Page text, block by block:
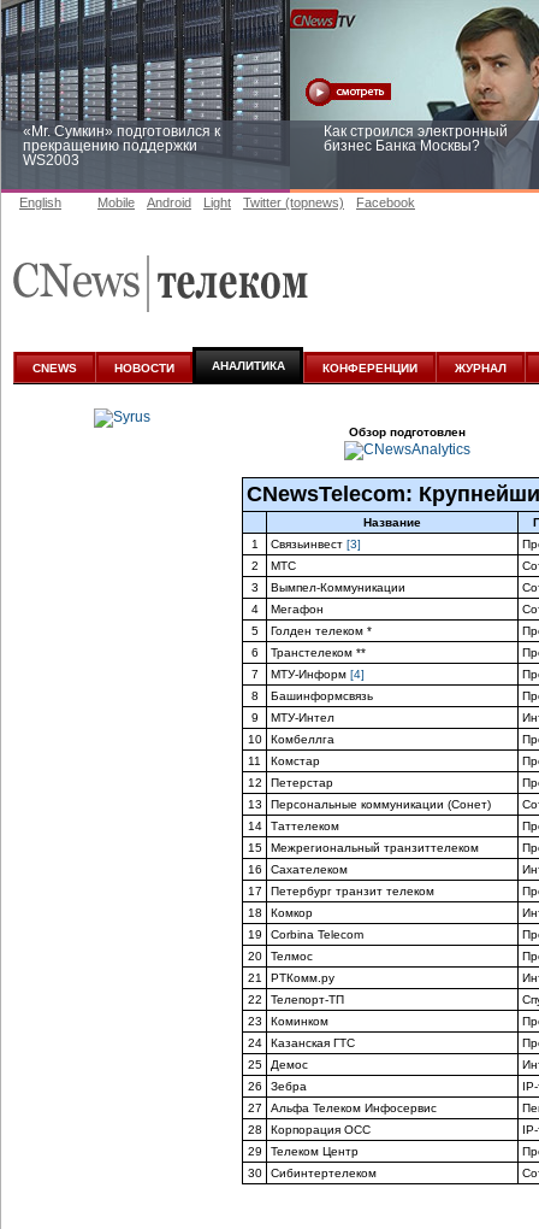
«Mr. Сумкин» подготовился к
прекращению поддержки
WS2003
Как строился электронный
бизнес Банка Москвы?
аналитике
English Mobile Android Light Twitter (topnews) Facebook
CNEWS НОВОСТИ АНАЛИТИКА КОНФЕРЕНЦИИ ЖУРНАЛ
Обзор подготовлен
CNewsTelecom:
Название
1
Связьинвест [3]
2
МТС
3
Вымпел-Коммуникации
4
Мегафон
5
Голден телеком *
6
Транстелеком **
7
МТУ-Информ [4]
8
Башинформсвязь
9
МТУ-Интел
10
Комбеллга
11
Комстар
12
Петерстар
13
Персональные коммуникации (Сонет)
14
Таттелеком
15
Межрегиональный транзиттелеком
16
Сахателеком
17
Петербург транзит телеком
18
Комкор
19
Corbina Telecom
20
Телмос
21
РТКомм.ру
22
Телепорт-ТП
23
Коминком
24
Казанская ГТС
25
Демос
26
Зебра
27
Альфа Телеком Инфосервис
28
Корпорация ОСС
29
Телеком Центр
30
Сибинтертелеком